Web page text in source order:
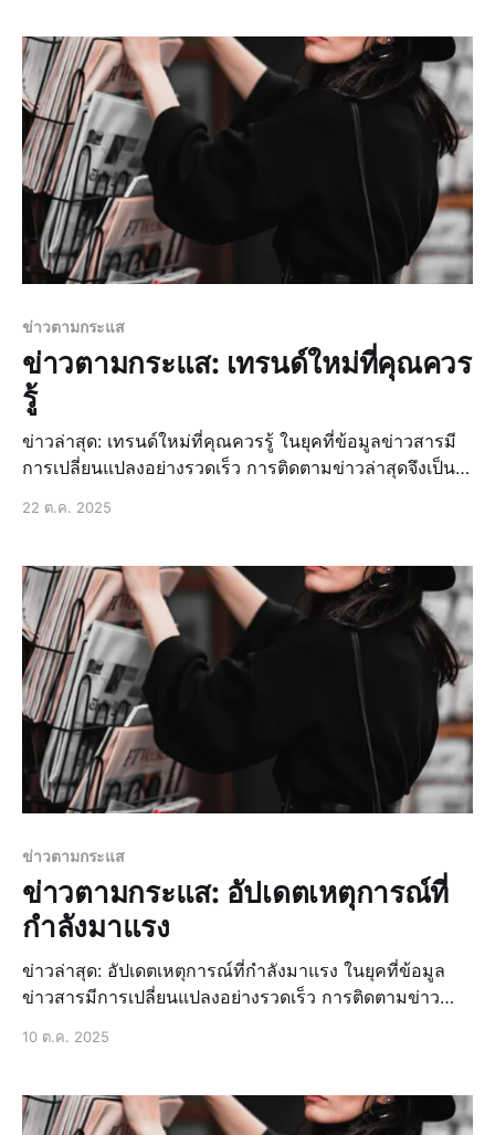
ประชุมของคณะรั
ข่าวตามกระแส
ข่าวตามกระแส: เทรนด์ใหม่ที่คุณควร
รู้
ข่าวล่าสุด: เทรนด์ใหม่ที่คุณควรรู้ ในยุคที่ข้อมูลข่าวสารมี
การเปลี่ยนแปลงอย่างรวดเร็ว การติดตามข่าวล่าสุดจึงเป็น
ขึ้นในโลกใบนี้ ไม่ว่าจะเป็นข่าวด่วน ข่าวสด ข่
22 ต.ค. 2025
ข่าวตามกระแส
ข่าวตามกระแส: อัปเดตเหตุการณ์ที่
กำลังมาแรง
ข่าวล่าสุด: อัปเดตเหตุการณ์ที่กำลังมาแรง ในยุคที่ข้อมูล
ข่าวสารมีการเปลี่ยนแปลงอย่างรวดเร็ว การติดตามข่าว
10 ต.ค. 2025